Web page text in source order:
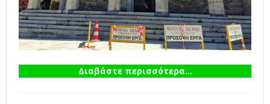
Διαβάστε περισσότερα...